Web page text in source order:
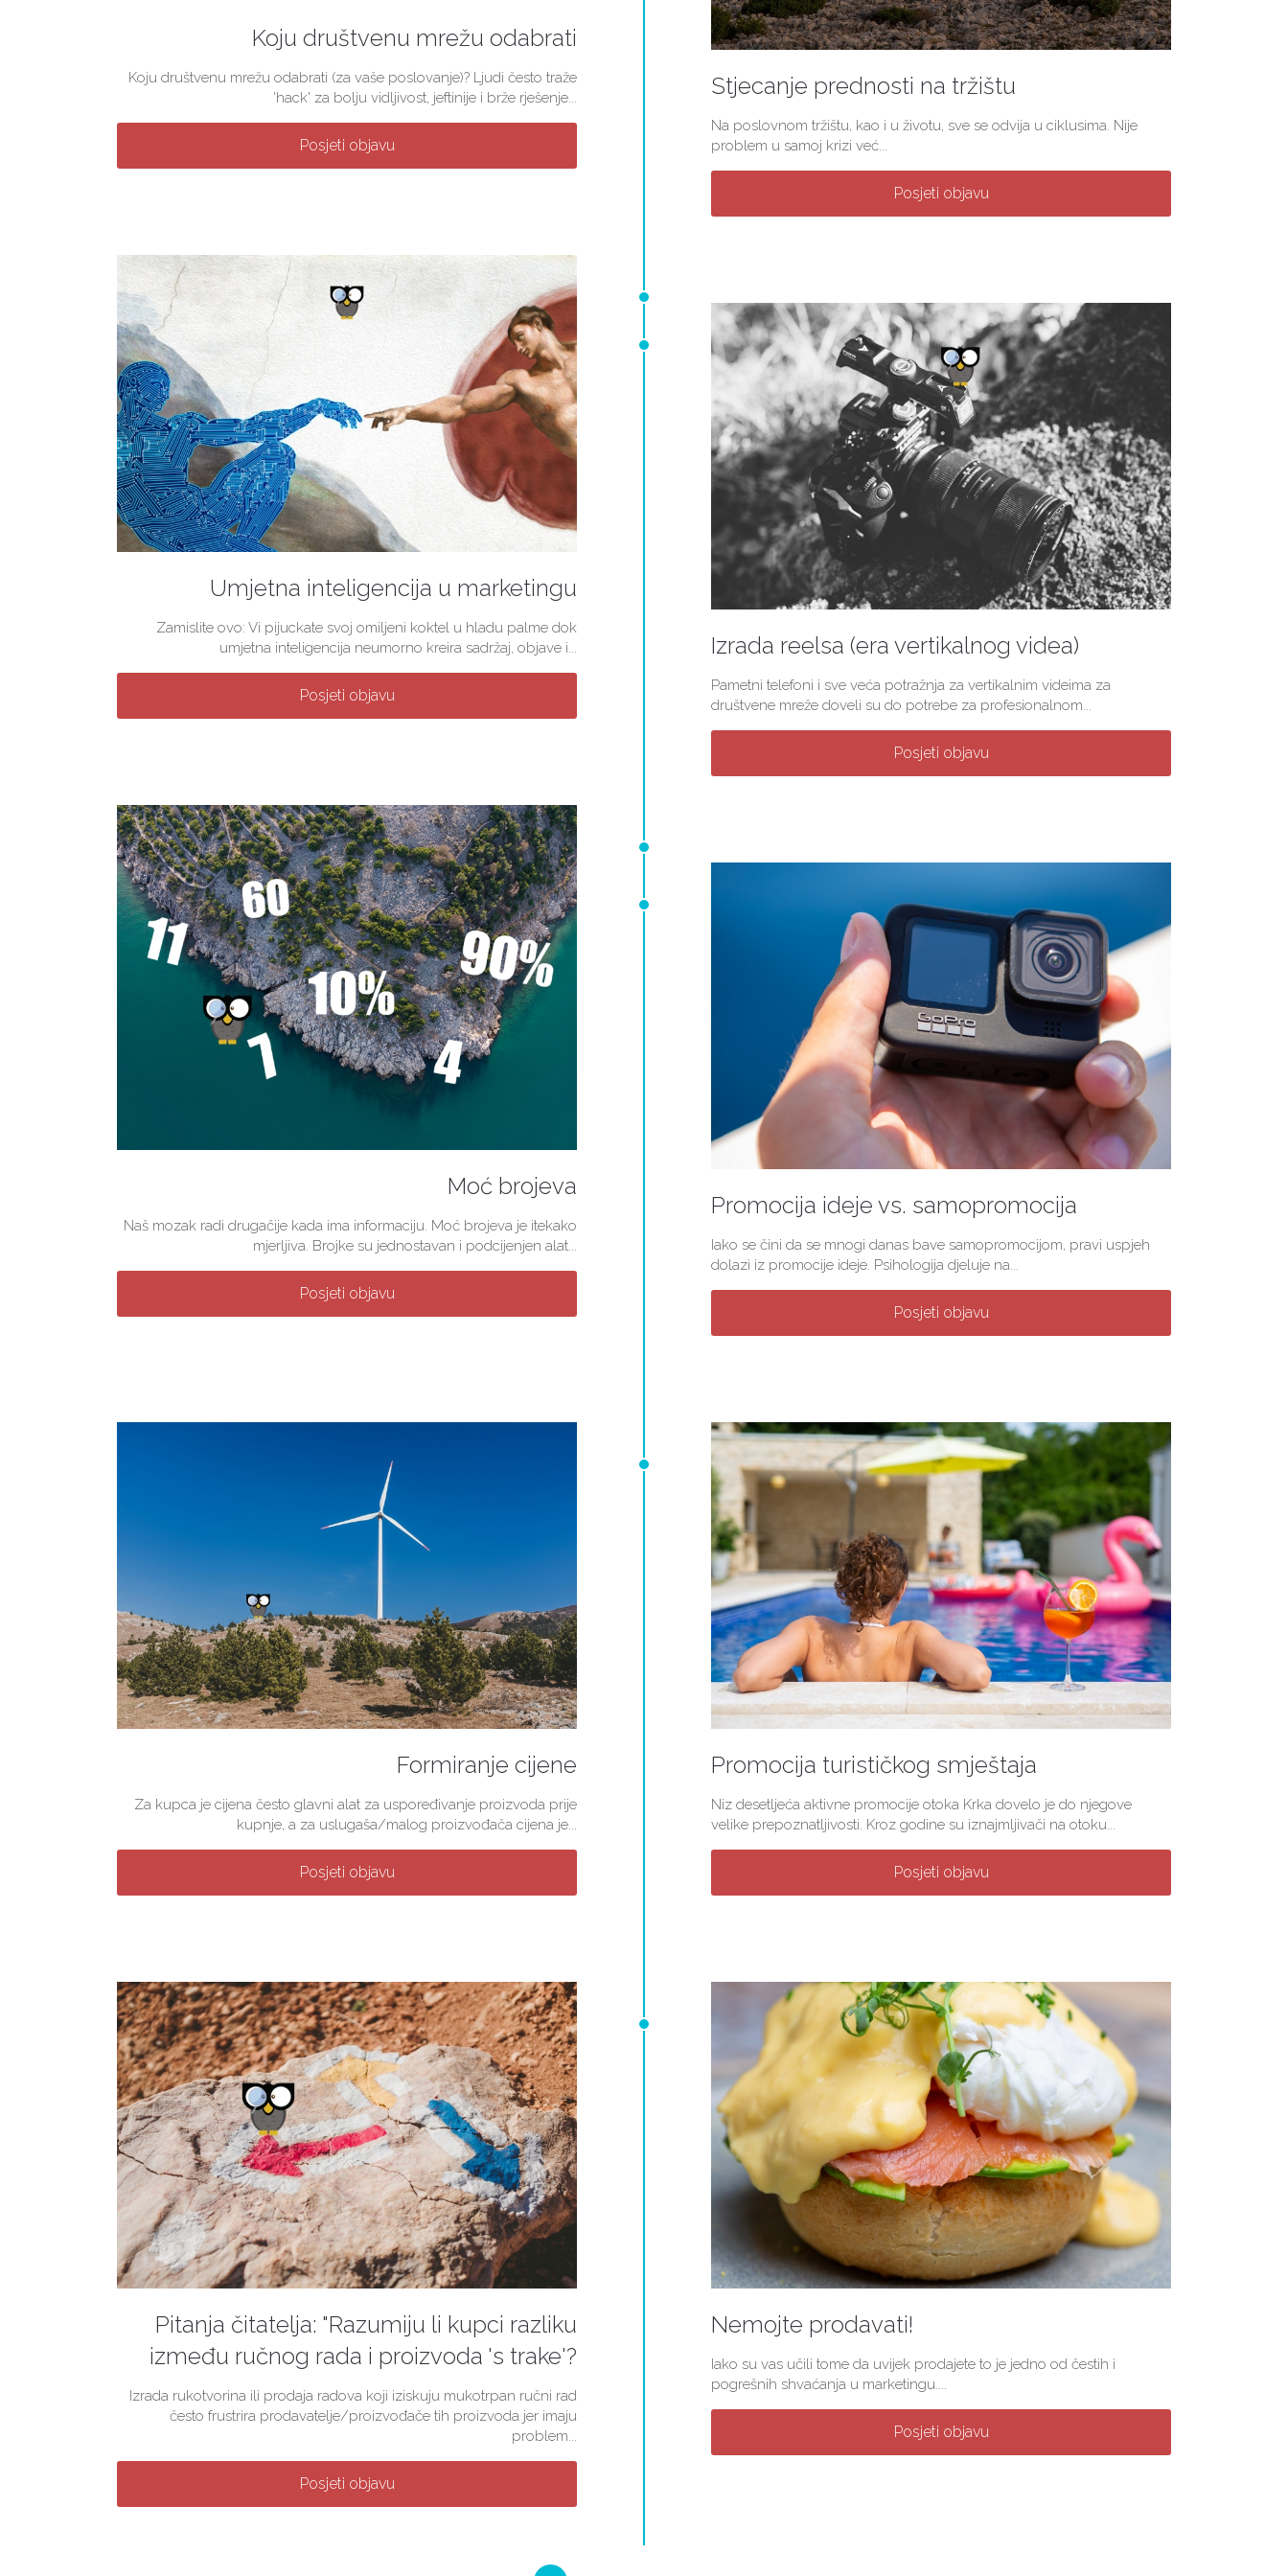
Koju društvenu mrežu odabrati
Koju društvenu mrežu odabrati (za vaše poslovanje)? Ljudi često traže
'hack' za bolju vidljivost, jeftinije i brže rješenje...
Posjeti objavu
Stjecanje prednosti na tržištu
Na poslovnom tržištu, kao i u životu, sve se odvija u ciklusima. Nije
problem u samoj krizi već...
Posjeti objavu
Umjetna inteligencija u marketingu
Zamislite ovo: Vi pijuckate svoj omiljeni koktel u hladu palme dok
umjetna inteligencija neumorno kreira sadržaj, objave i...
Posjeti objavu
Izrada reelsa (era vertikalnog videa)
Pametni telefoni i sve veća potražnja za vertikalnim videima za
društvene mreže doveli su do potrebe za profesionalnom...
Posjeti objavu
Moć brojeva
Naš mozak radi drugačije kada ima informaciju. Moć brojeva je itekako
mjerljiva. Brojke su jednostavan i podcijenjen alat...
Posjeti objavu
Promocija ideje vs. samopromocija
Iako se čini da se mnogi danas bave samopromocijom, pravi uspjeh
dolazi iz promocije ideje. Psihologija djeluje na...
Posjeti objavu
Promocija turističkog smještaja
Niz desetljeća aktivne promocije otoka Krka dovelo je do njegove
velike prepoznatljivosti. Kroz godine su iznajmljivači na otoku...
Posjeti objavu
Formiranje cijene
Za kupca je cijena često glavni alat za uspoređivanje proizvoda prije
kupnje, a za uslugaša/malog proizvođača cijena je...
Posjeti objavu
Nemojte prodavati!
Iako su vas učili tome da uvijek prodajete to je jedno od čestih i
pogrešnih shvaćanja u marketingu....
Posjeti objavu
Pitanja čitatelja: "Razumiju li kupci razliku
između ručnog rada i proizvoda 's trake'?
Izrada rukotvorina ili prodaja radova koji iziskuju mukotrpan ručni rad
često frustrira prodavatelje/proizvođače tih proizvoda jer imaju
problem...
Posjeti objavu